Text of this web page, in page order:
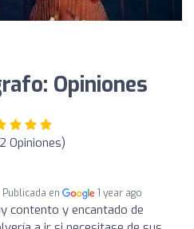
Opiniones
Opiniones)
Publicada en 1 year ago
contento y encantado de